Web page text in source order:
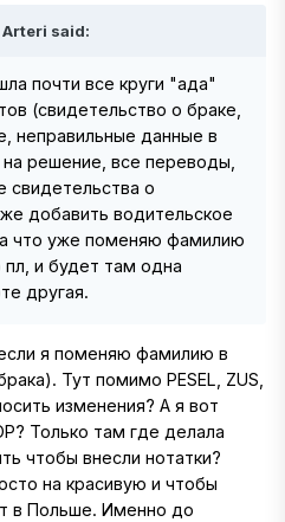
Arteri said:
почти все круги "ада"
(свидетельство о браке,
неправильные данные в
решение, все переводы,
свидетельства о
добавить водительское
что уже поменяю фамилию
пл, и будет там одна
другая.
я поменяю фамилию в
Тут помимо PESEL, ZUS,
изменения? А я вот
Только там где делала
чтобы внесли нотатки?
на красивую и чтобы
в Польше. Именно до